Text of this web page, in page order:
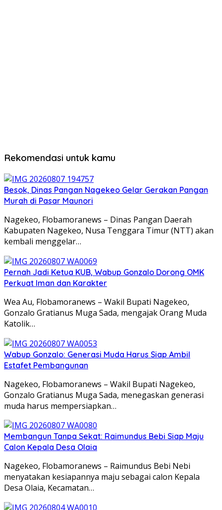
Rekomendasi untuk kamu
Besok, Dinas Pangan Nagekeo Gelar Gerakan Pangan
Murah di Pasar Maunori
Nagekeo, Flobamoranews – Dinas Pangan Daerah
Kabupaten Nagekeo, Nusa Tenggara Timur (NTT) akan
kembali menggelar…
Pernah Jadi Ketua KUB, Wabup Gonzalo Dorong OMK
Perkuat Iman dan Karakter
Wea Au, Flobamoranews – Wakil Bupati Nagekeo,
Gonzalo Gratianus Muga Sada, mengajak Orang Muda
Katolik…
Wabup Gonzalo: Generasi Muda Harus Siap Ambil
Estafet Pembangunan
Nagekeo, Flobamoranews – Wakil Bupati Nagekeo,
Gonzalo Gratianus Muga Sada, menegaskan generasi
muda harus mempersiapkan…
Membangun Tanpa Sekat: Raimundus Bebi Siap Maju
Calon Kepala Desa Olaia
Nagekeo, Flobamoranews – Raimundus Bebi Nebi
menyatakan kesiapannya maju sebagai calon Kepala
Desa Olaia, Kecamatan…